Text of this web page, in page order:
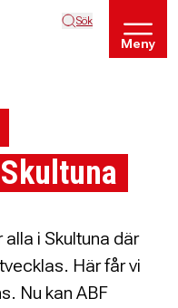
Sök
Meny
i Skultuna där
Här får vi
Nu kan ABF